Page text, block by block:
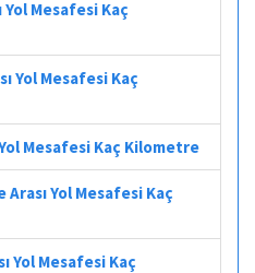
Mesafesi Kaç
Yol Mesafesi Kaç
Mesafesi Kaç Kilometre
Yol Mesafesi Kaç
Yol Mesafesi Kaç